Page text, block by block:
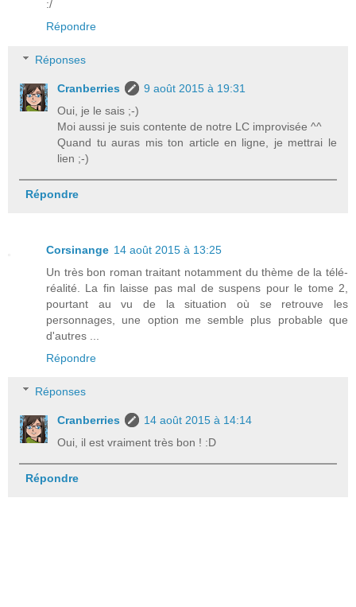
:/
Répondre
Réponses
Cranberries
9 août 2015 à 19:31
Oui, je le sais ;-)
Moi aussi je suis contente de notre LC improvisée ^^
Quand tu auras mis ton article en ligne, je mettrai le
lien ;-)
Répondre
Corsinange 14 août 2015 à 13:25
Un très bon roman traitant notamment du thème de la télé-
réalité. La fin laisse pas mal de suspens pour le tome 2,
pourtant au vu de la situation où se retrouve les
personnages, une option me semble plus probable que
d'autres ...
Répondre
Réponses
Cranberries
14 août 2015 à 14:14
Oui, il est vraiment très bon ! :D
Répondre